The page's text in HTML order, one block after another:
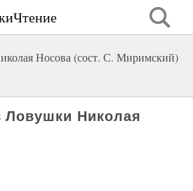
Носова (сост. С. Миримский)
Ловушки Николая